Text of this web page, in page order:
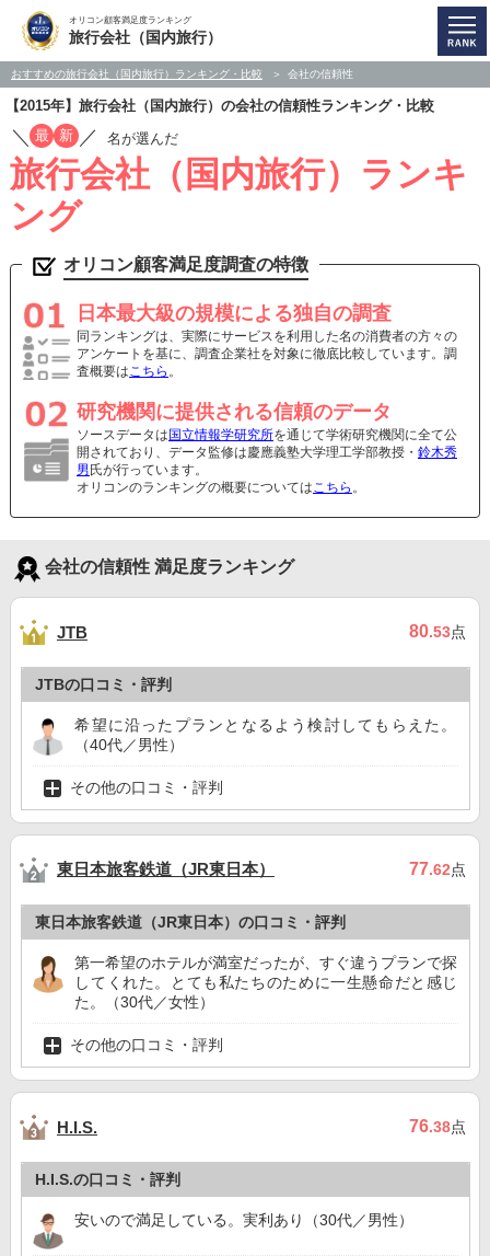
オリコン顧客満足度ランキング
旅行会社（国内旅行）
おすすめの旅行会社（国内旅行）ランキング・比較 会社の信頼性
【2015年】旅行会社（国内旅行）の会社の信頼性ランキング・比較
／ 最 新 ／ 名が選んだ
旅行会社（国内旅行）ランキ
ング
オリコン顧客満足度調査の特徴
日本最大級の規模による独自の調査
同ランキングは、実際にサービスを利用した名の消費者の方々の
アンケートを基に、調査企業社を対象に徹底比較しています。調
査概要はこちら 。
研究機関に提供される信頼のデータ
ソースデータは 国立情報学研究所を通じて学術研究機関に全て公
開されており、データ監修は慶應義塾大学理工学部教授・ 鈴木秀
男 氏が行っています。
オリコンのランキングの概要についてはこちら 。
会社の信頼性 満足度ランキング
JTB 80.53点
JTBの口コミ・評判
希望に沿ったプランとなるよう検討してもらえた。
（40代／男性）
その他の口コミ・評判
東日本旅客鉄道（JR東日本） 77.62点
東日本旅客鉄道（JR東日本）の口コミ・評判
第一希望のホテルが満室だったが、すぐ違うプランで探
してくれた。とても私たちのために一生懸命だと感じ
た。（30代／女性）
その他の口コミ・評判
H.I.S. 76.38点
H.I.S.の口コミ・評判
安いので満足している。実利あり（30代／男性）